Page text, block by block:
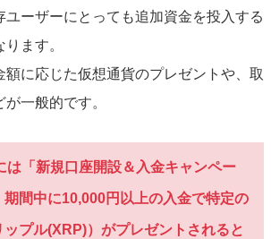
ユーザーにとっても追加資金を投入する
ます。
額に応じた仮想通貨のプレゼントや、取
一般的です。
「新規口座開設＆入金キャンペー
期間中に10,000円以上の入金で特定の
プル(XRP)）がプレゼントされると